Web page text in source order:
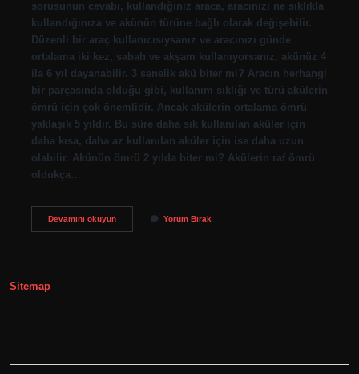
sorusunun cevabı, kullandığınız araca, aracınızı ne sıklıkla
kullandığınıza ve akünün türüne bağlı olarak değişebilir.
Düzenli bir araç kullanıcısıysanız ve aracınızı günde
ortalama iki kez, sabah ve akşam kullanıyorsanız, akünüz 4
ila 6 yıl dayanabilir. 3 senelik akü biter mi? Aracın herhangi
bir parçasında olduğu gibi, kullanım sıklığı ve türü akülerin
ömrü için çok önemlidir. Ancak akülerin ortalama ömrü
yaklaşık 5 yıldır. Bu süre daha sık kullanılan aküler için
daha kısa, daha az kullanılan aküler için ise daha uzun
olabilir. Akünün ömrü 2 yılda biter mi? Akülerin raf ömrü
oldukça…
Devamını okuyunAkü
Yorum Bırak
Sitemap